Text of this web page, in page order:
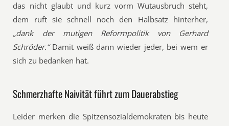
das nicht glaubt und kurz vorm Wutausbruch steht,
dem ruft sie schnell noch den Halbsatz hinterher,
„dank der mutigen Reformpolitik von Gerhard
Schröder.“Damit weiß dann wieder jeder, bei wem er
sich zu bedanken hat.
Schmerzhafte Naivität führt zum Dauerabstieg
Leider merken die Spitzensozialdemokraten bis heute